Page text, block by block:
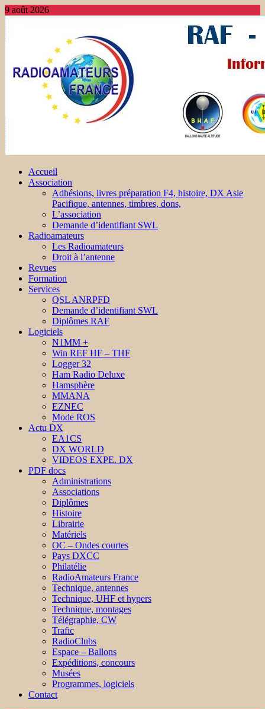
9 août 2026
Accueil
Association
Adhésions, livres préparation F4, histoire, DX Asie
Pacifique, antennes, timbres, dons,
L’association
Demande d’identifiant SWL
Radioamateurs
Les Radioamateurs
Droit à l’antenne
Revues
Formation
Services
QSL ANRPFD
Demande d’identifiant SWL
Diplômes RAF
Logiciels
N1MM +
Win REF HF – THF
Logger 32
Ham Radio Deluxe
Hamsphère
MMANA
EZNEC
Mode ROS
Actu DX
EA1CS
DX WORLD
VIDEOS EXPE. DX
PDF docs
Administrations
Associations
Diplômes
Histoire
Librairie
Matériels
OC – Ondes courtes
Pays DXCC
Philatélie
RadioAmateurs France
Technique, antennes
Technique, UHF et hypers
Technique, montages
Télégraphie, CW
Trafic
RadioClubs
Espace – Ballons
Expéditions, concours
Musées
Programmes, logiciels
Contact